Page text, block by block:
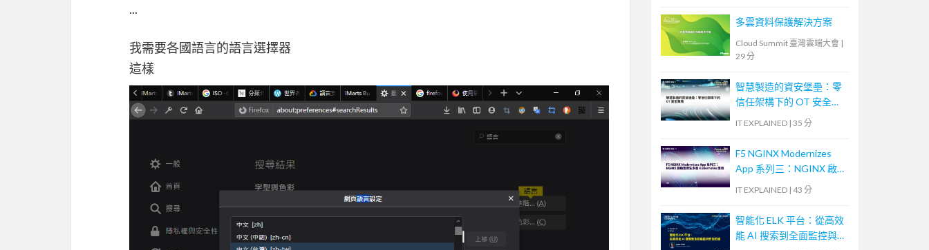
...
我需要各國語言的語言選擇器
這樣
多雲資料保護解決方案
Cloud Summit 臺灣雲端大會 |
29 分
智慧製造的資安堡壘：零
信任架構下的 OT 安全策
IT EXPLAINED | 35 分
F5 NGINX Modernizes
App 系列三：NGINX 啟
IT EXPLAINED | 43 分
智能化 ELK 平台：從高效
能 AI 搜索到全面監控與